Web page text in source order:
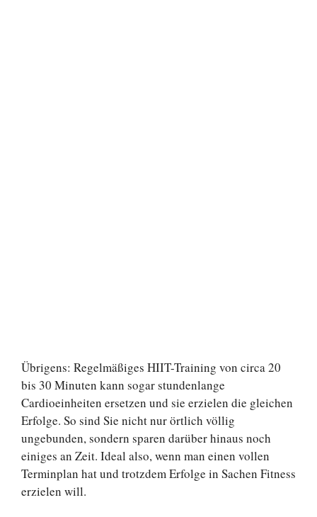
Übrigens: Regelmäßiges HIIT-Training von circa 20
bis 30 Minuten kann sogar stundenlange
Cardioeinheiten ersetzen und sie erzielen die gleichen
Erfolge. So sind Sie nicht nur örtlich völlig
ungebunden, sondern sparen darüber hinaus noch
einiges an Zeit. Ideal also, wenn man einen vollen
Terminplan hat und trotzdem Erfolge in Sachen Fitness
erzielen will.